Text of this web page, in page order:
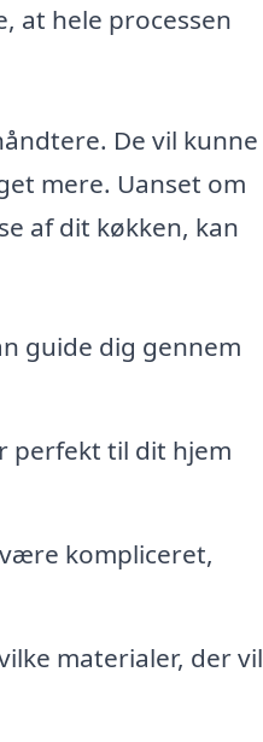
at hele processen
De vil kunne
mere. Uanset om
af dit køkken, kan
guide dig gennem
perfekt til dit hjem
kompliceret,
materialer, der vil